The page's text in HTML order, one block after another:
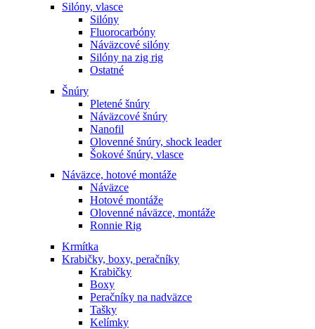
Silóny, vlasce
Silóny
Fluorocarbóny
Náväzcové silóny
Silóny na zig rig
Ostatné
Šnúry
Pletené šnúry
Náväzcové šnúry
Nanofil
Olovenné šnúry, shock leader
Šokové šnúry, vlasce
Náväzce, hotové montáže
Náväzce
Hotové montáže
Olovenné náväzce, montáže
Ronnie Rig
Krmítka
Krabičky, boxy, peračníky
Krabičky
Boxy
Peračníky na nadväzce
Tašky
Kelímky